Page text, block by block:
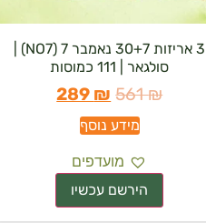
3 אריזות 30+7 נאמבר 7 (NO7) |
סולגאר | 111 כמוסות
561₪
289 ₪
מידע נוסף
מועדפים